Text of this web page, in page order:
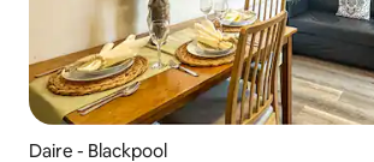
Daire - Blackpool